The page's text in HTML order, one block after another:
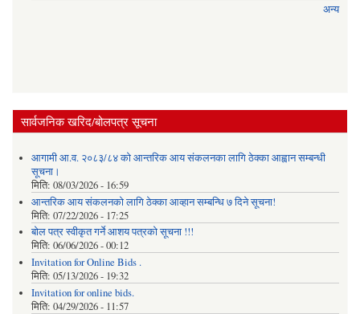
अन्य
सार्वजनिक खरिद/बोलपत्र सूचना
आगामी आ.व. २०८३/८४ को आन्तरिक आय संकलनका लागि ठेक्का आह्वान सम्बन्धी
सूचना।
मिति: 08/03/2026 - 16:59
आन्तरिक आय संकलनको लागि ठेक्‍का आव्हान सम्बन्धि ७ दिने सूचना!
मिति: 07/22/2026 - 17:25
बोल पत्र स्वीकृत गर्ने आशय पत्रको सूचना !!!
मिति: 06/06/2026 - 00:12
Invitation for Online Bids .
मिति: 05/13/2026 - 19:32
Invitation for online bids.
मिति: 04/29/2026 - 11:57